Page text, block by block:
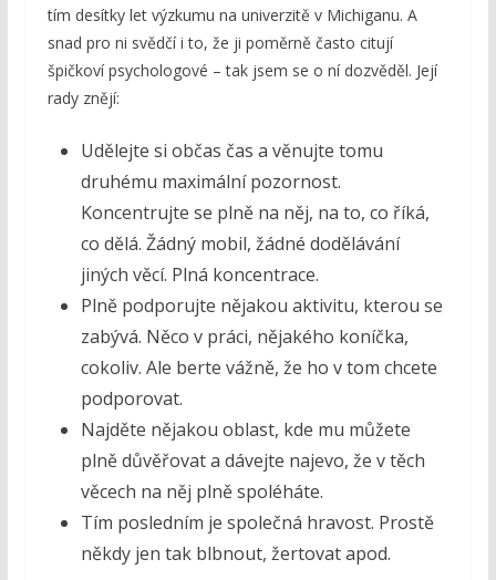
tím desítky let výzkumu na univerzitě v Michiganu. A
snad pro ni svědčí i to, že ji poměrně často citují
špičkoví psychologové – tak jsem se o ní dozvěděl. Její
rady znějí:
Udělejte si občas čas a věnujte tomu
druhému maximální pozornost.
Koncentrujte se plně na něj, na to, co říká,
co dělá. Žádný mobil, žádné dodělávání
jiných věcí. Plná koncentrace.
Plně podporujte nějakou aktivitu, kterou se
zabývá. Něco v práci, nějakého koníčka,
cokoliv. Ale berte vážně, že ho v tom chcete
podporovat.
Najděte nějakou oblast, kde mu můžete
plně důvěřovat a dávejte najevo, že v těch
věcech na něj plně spoléháte.
Tím posledním je společná hravost. Prostě
někdy jen tak blbnout, žertovat apod.